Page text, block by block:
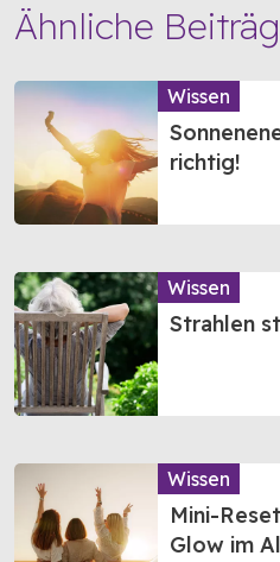
Ähnliche
Wissen
richtig!
Wissen
Strahlen
Wissen
Mini-
Glow im